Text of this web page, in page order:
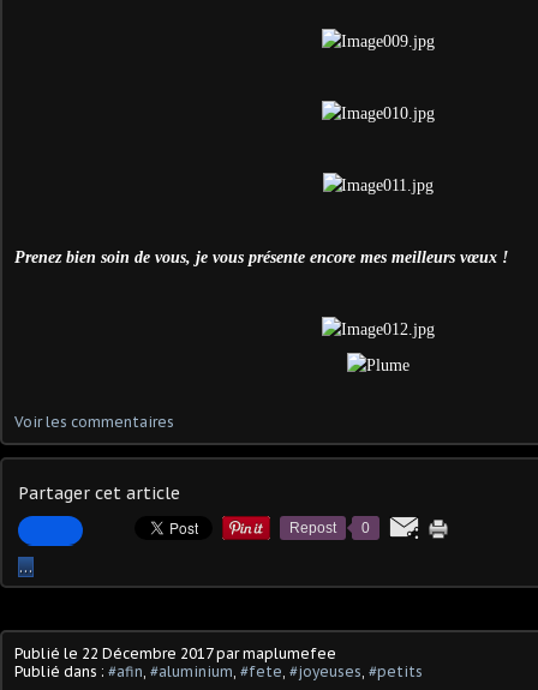
Prenez bien soin de vous, je vous présente encore mes meilleurs vœux !
Voir les commentaires
Partager cet article
Repost 0
…
Publié le 22 Décembre 2017par maplumefee
Publié dans : #afin #aluminium #fete #joyeuses #petits